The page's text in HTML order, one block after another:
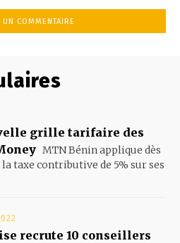
grille tarifaire des
MTN Bénin applique dès
taxe contributive de 5% sur ses
recrute 10 conseillers